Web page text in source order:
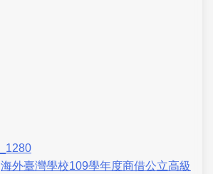
海外臺灣學校109學年度商借公立高級